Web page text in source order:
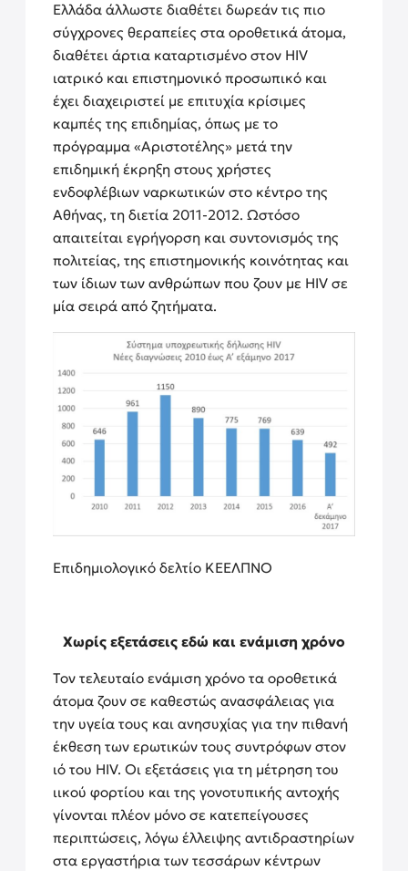
Ελλάδα άλλωστε διαθέτει δωρεάν τις πιο
σύγχρονες θεραπείες στα οροθετικά άτομα,
διαθέτει άρτια καταρτισμένο στον HIV
ιατρικό και επιστημονικό προσωπικό και
έχει διαχειριστεί με επιτυχία κρίσιμες
καμπές της επιδημίας, όπως με το
πρόγραμμα «Αριστοτέλης» μετά την
επιδημική έκρηξη στους χρήστες
ενδοφλέβιων ναρκωτικών στο κέντρο της
Αθήνας, τη διετία 2011-2012. Ωστόσο
απαιτείται εγρήγορση και συντονισμός της
πολιτείας, της επιστημονικής κοινότητας και
των ίδιων των ανθρώπων που ζουν με HIV σε
μία σειρά από ζητήματα.
Επιδημιολογικό δελτίο ΚΕΕΛΠΝΟ
Χωρίς εξετάσεις εδώ και ενάμιση χρόνο
Τον τελευταίο ενάμιση χρόνο τα οροθετικά
άτομα ζουν σε καθεστώς ανασφάλειας για
την υγεία τους και ανησυχίας για την πιθανή
έκθεση των ερωτικών τους συντρόφων στον
ιό του HIV. Οι εξετάσεις για τη μέτρηση του
ιικού φορτίου και της γονοτυπικής αντοχής
γίνονται πλέον μόνο σε κατεπείγουσες
περιπτώσεις, λόγω έλλειψης αντιδραστηρίων
στα εργαστήρια των τεσσάρων κέντρων